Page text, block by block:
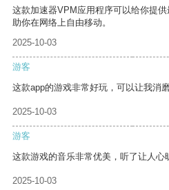
这款加速器VPM应用程序可以给你提
助你在网络上自由移动。
2025-10-03
游客
这款app的游戏非常好玩，可以让我消磨
2025-10-03
游客
这款游戏的音乐非常优美，听了让人心
2025-10-03